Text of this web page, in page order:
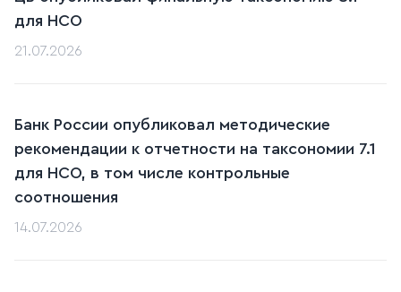
для НСО
21.07.2026
Банк России опубликовал методические
рекомендации к отчетности на таксономии 7.1
для НСО, в том числе контрольные
соотношения
14.07.2026